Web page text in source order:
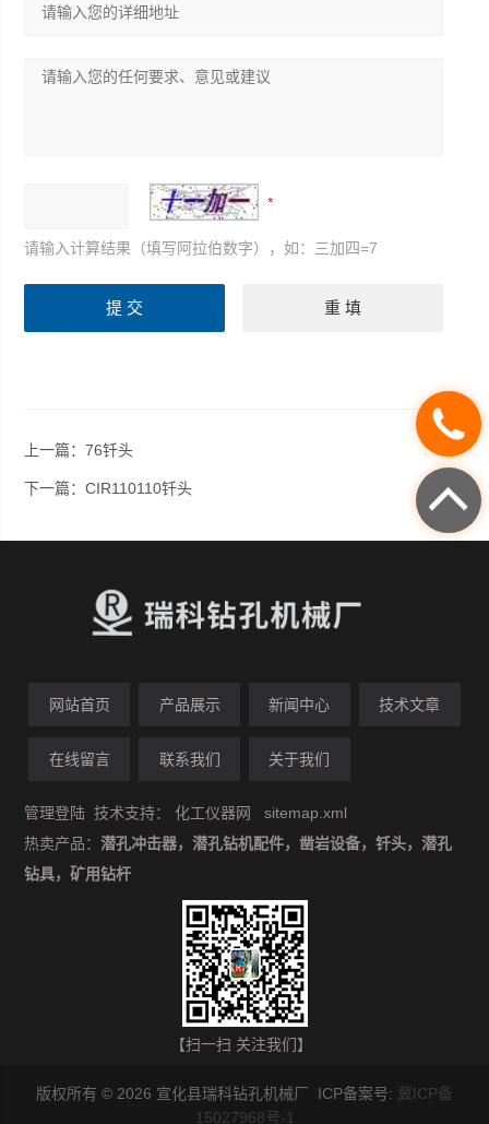
请输入计算结果（填写阿拉伯数字），如：三加四=7
上一篇：76钎头
下一篇：CIR110110钎头
网站首页 产品展示 新闻中心 技术文章
在线留言 联系我们 关于我们
管理登陆 技术支持：化工仪器网
sitemap.xml
热卖产品：潜孔冲击器，潜孔钻机配件，凿岩设备，钎头，潜孔
钻具，矿用钻杆
【扫一扫 关注我们】
版权所有 © 2026 宣化县瑞科钻孔机械厂 ICP备案号: 冀ICP备
15027968号-1